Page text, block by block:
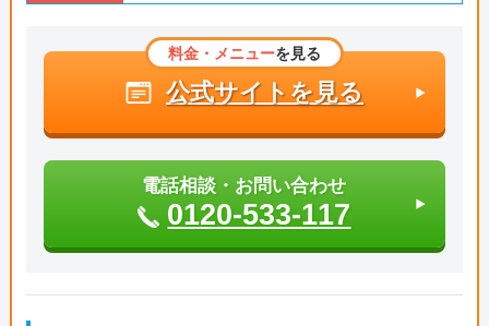
料金・メニューを見る
公式サイトを見る
電話相談・お問い合わせ
0120-533-117